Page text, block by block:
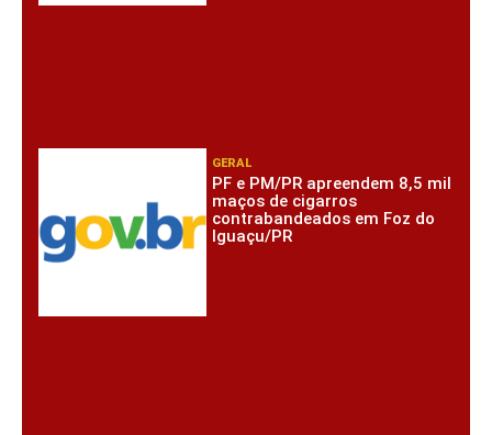
GERAL
PF e PM/PR apreendem 8,5 mil
maços de cigarros
contrabandeados em Foz do
Iguaçu/PR